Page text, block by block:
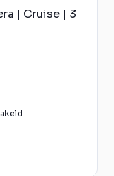
| Cruise | 3